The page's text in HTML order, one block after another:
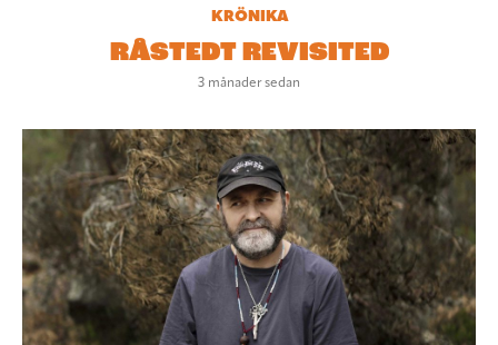
KRÖNIKA
RÅSTEDT REVISITED
3 månader sedan